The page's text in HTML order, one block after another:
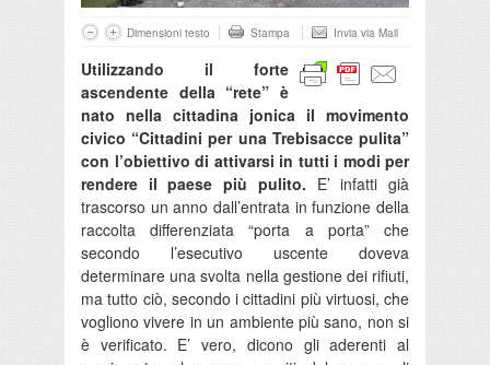
Dimensioni testo Stampa Invia via Mail
Utilizzando il forte
ascendente della “rete” è
nato nella cittadina jonica il movimento
civico “Cittadini per una Trebisacce pulita”
con l’obiettivo di attivarsi in tutti i modi per
rendere il paese più pulito. E’ infatti già
trascorso un anno dall’entrata in funzione della
raccolta differenziata “porta a porta” che
secondo l’esecutivo uscente doveva
determinare una svolta nella gestione dei rifiuti,
ma tutto ciò, secondo i cittadini più virtuosi, che
vogliono vivere in un ambiente più sano, non si
è verificato. E’ vero, dicono gli aderenti al